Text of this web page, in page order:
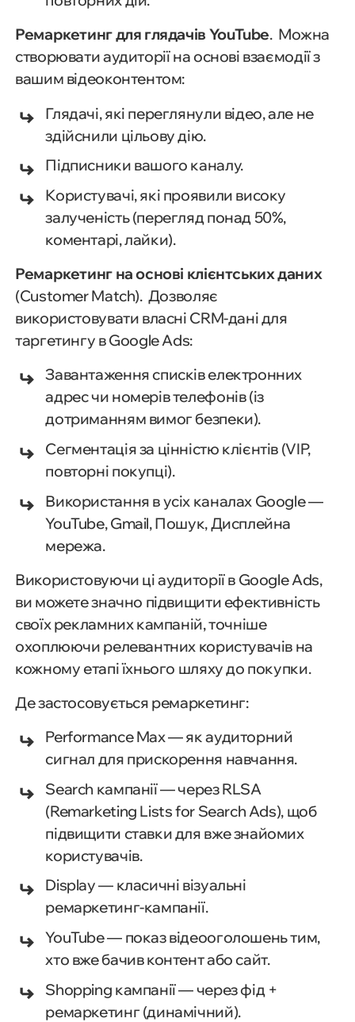
Ремаркетинг для глядачів YouTube. Можна
створювати аудиторії на основі взаємодії з
вашим відеоконтентом:
Глядачі, які переглянули відео, але не
здійснили цільову дію.
Підписники вашого каналу.
Користувачі, які проявили високу
залученість (перегляд понад 50%,
коментарі, лайки).
Ремаркетинг на основі клієнтських даних
(Customer Match). Дозволяє
використовувати власні CRM-дані для
таргетингу в Google Ads:
Завантаження списків електронних
адрес чи номерів телефонів (із
дотриманням вимог безпеки).
Сегментація за цінністю клієнтів (VIP,
повторні покупці).
Використання в усіх каналах Google —
YouTube, Gmail, Пошук, Дисплейна
мережа.
Використовуючи ці аудиторії в Google Ads,
ви можете значно підвищити ефективність
своїх рекламних кампаній, точніше
охоплюючи релевантних користувачів на
кожному етапі їхнього шляху до покупки.
Де застосовується ремаркетинг:
Performance Max — як аудиторний
сигнал для прискорення навчання.
Search кампанії — через RLSA
(Remarketing Lists for Search Ads), щоб
підвищити ставки для вже знайомих
користувачів.
Display — класичні візуальні
ремаркетинг-кампанії.
YouTube — показ відеооголошень тим,
хто вже бачив контент або сайт.
Shopping кампанії — через фід +
ремаркетинг (динамічний).